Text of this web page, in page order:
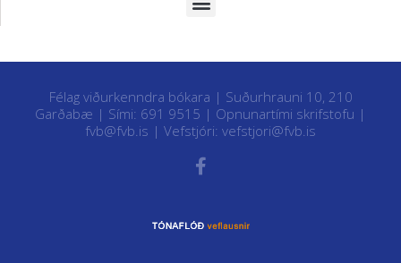
Félag viðurkenndra bókara | Suðurhrauni 10, 210
Garðabæ | Sími: 691 9515 | Opnunartími skrifstofu |
fvb@fvb.is | Vefstjóri: vefstjori@fvb.is